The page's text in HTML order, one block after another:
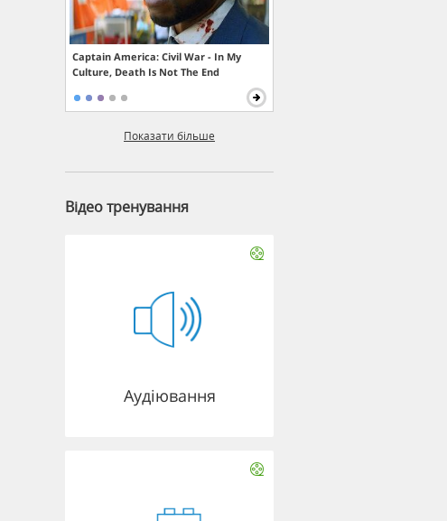
Captain America: Civil War - In My
Culture, Death Is Not The End
Показати більше
Відео тренування
Аудіювання